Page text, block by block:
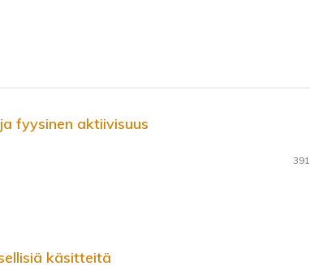
fyysinen aktiivisuus
käsitteitä